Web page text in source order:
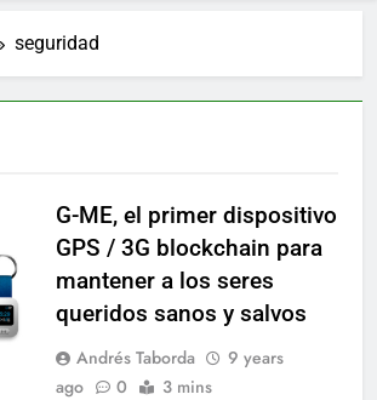
seguridad
G-ME, el primer dispositivo
GPS / 3G blockchain para
mantener a los seres
queridos sanos y salvos
Andrés Taborda
9 years
ago
0 3 mins